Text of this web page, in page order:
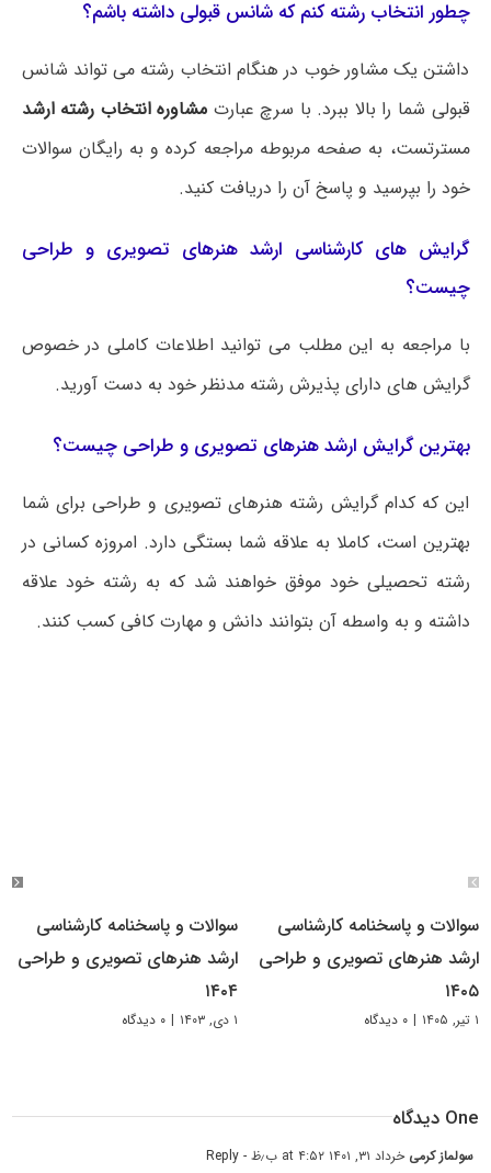
چطور انتخاب رشته کنم که شانس قبولی داشته باشم؟
داشتن یک مشاور خوب در هنگام انتخاب رشته می تواند شانس
قبولی شما را بالا ببرد. با سرچ عبارت مشاوره انتخاب رشته ارشد
مسترتست، به صفحه مربوطه مراجعه کرده و به رایگان سوالات
خود را بپرسید و پاسخ آن را دریافت کنید.
گرایش های کارشناسی ارشد هنرهای تصویری و طراحی
چیست؟
با مراجعه به این مطلب می‌ توانید اطلاعات کاملی در خصوص
گرایش های دارای پذیرش رشته مدنظر خود به دست آورید.
بهترین گرایش ارشد هنرهای تصویری و طراحی چیست؟
این که کدام گرایش رشته هنرهای تصویری و طراحی برای شما
بهترین است، کاملا به علاقه شما بستگی دارد. امروزه کسانی در
رشته تحصیلی خود موفق خواهند شد که به رشته خود علاقه
داشته و به واسطه آن بتوانند دانش و مهارت کافی کسب کنند.
سوالات و پاسخنامه کارشناسی
ارشد هنرهای تصویری و طراحی
۱۴۰۵
۱ تیر, ۱۴۰۵ | ۰ دیدگاه
سوالات و پاسخنامه کارشناسی
ارشد هنرهای تصویری و طراحی
۱۴۰۴
۱ دی, ۱۴۰۳ | ۰ دیدگاه
One دیدگاه
سولماز کرمی خرداد ۳۱, ۱۴۰۱ at ۴:۵۲ ب٫ظ - Reply